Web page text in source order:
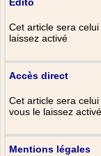
Cet article sera
laissez activé
Accès direct
Cet article sera
vous le laissez
Mentions légales